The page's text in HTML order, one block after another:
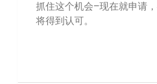
抓住这个机会–现在就申请
将得到认可。